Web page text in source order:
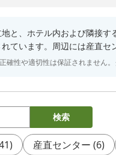
と、ホテル内および隣接
ています。周辺には産直セ
確性や適切性は保証されません
検索
) 産直センター (6)